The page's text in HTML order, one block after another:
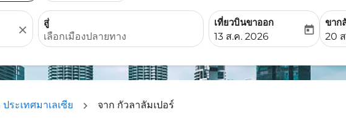
close
สู่
เที่ยวบินขาออก
fc-booking-departure-
13 ส.ค. 2026
today
ขาก
fc-
20
ประเทศมาเลเซีย จาก กัวลาลัมเปอร์